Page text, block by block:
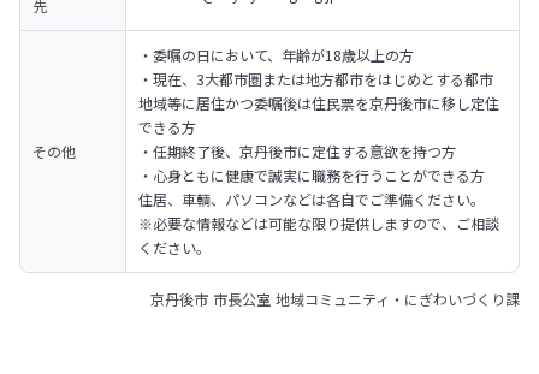
先
その他
・委嘱の日において、年齢が18歳以上の方
・現在、3大都市圏または地方都市をはじめとする都市
地域等に居住かつ委嘱後は住民票を京丹後市に移し定住
できる方
・任期終了後、京丹後市に定住する意欲を持つ方
・心身ともに健康で誠実に職務を行うことができる方
住居、車輌、パソコンなどは各自でご準備ください。
※必要な情報などは可能な限り提供しますので、ご相談
ください。
京丹後市 市長公室 地域コミュニティ・にぎわいづくり課